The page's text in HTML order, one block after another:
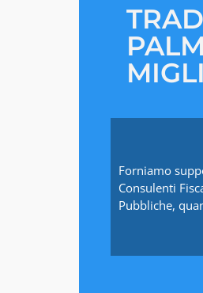
Forniamo
Consulenti
Pubbliche,